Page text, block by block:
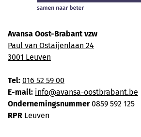
Avansa Oost-Brabant vzw
Paul van Ostaijenlaan 24
3001 Leuven
Tel: 016 52 59 00
E-mail: info@avansa-oostbrabant.be
Ondernemingsnummer0859 592 125
RPR Leuven